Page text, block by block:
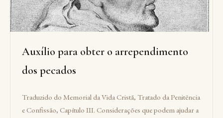
Auxílio para obter o arrependimento
dos pecados
Traduzido do Memorial da Vida Cristã, Tratado da Penitência
e Confissão, Capítulo III. Considerações que podem ajudar a